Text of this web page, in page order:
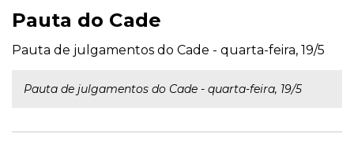
Pauta do Cade
Pauta de julgamentos do Cade - quarta-feira, 19/5
Pauta de julgamentos do Cade - quarta-feira, 19/5